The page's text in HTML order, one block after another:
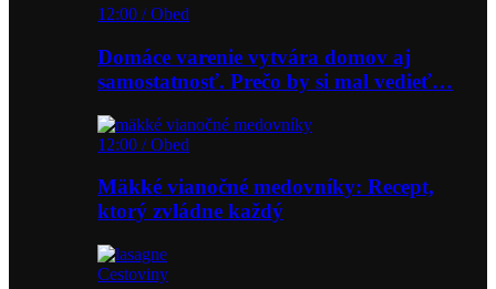
12:00 / Obed
Domáce varenie vytvára domov aj
samostatnosť. Prečo by si mal vedieť…
12:00 / Obed
Mäkké vianočné medovníky: Recept,
ktorý zvládne každý
Cestoviny